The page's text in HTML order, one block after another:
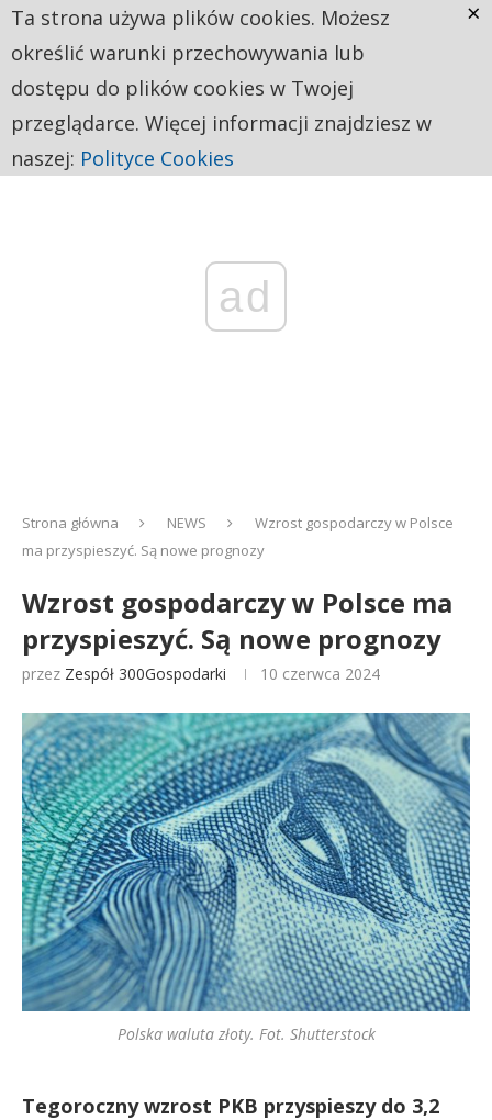
ad
Strona główna NEWS
Wzrost gospodarczy w Polsce
ma przyspieszyć. Są nowe prognozy
Wzrost gospodarczy w Polsce ma
przyspieszyć. Są nowe prognozy
przez Zespół 300Gospodarki 10 czerwca 2024
Polska waluta złoty. Fot. Shutterstock
Tegoroczny wzrost PKB przyspieszy do 3,2
Ta strona używa plików cookies. Możesz
określić warunki przechowywania lub
dostępu do plików cookies w Twojej
przeglądarce. Więcej informacji znajdziesz w
naszej: Polityce Cookies
×